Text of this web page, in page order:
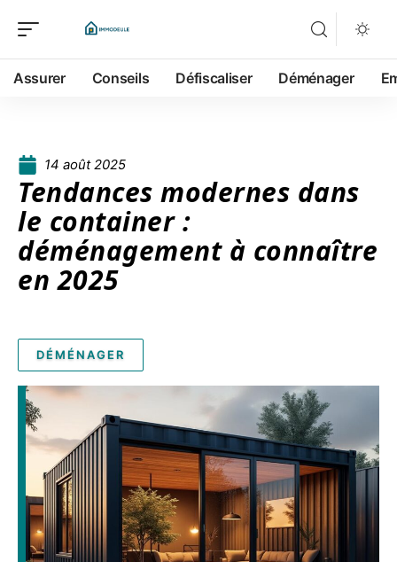
Assurer Conseils Défiscaliser Déménager
14 août 2025
Tendances modernes dans
le container :
déménagement à connaître
en 2025
DÉMÉNAGER